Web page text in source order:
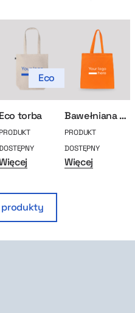
Eco
Eco torba
PRODUKT
Bawełniana torba
PRODUKT
DOSTĘPNY
Więcej
produkty